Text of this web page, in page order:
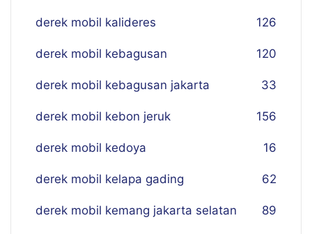
derek mobil kalideres 126
derek mobil kebagusan 120
derek mobil kebagusan jakarta 33
derek mobil kebon jeruk 156
derek mobil kedoya 16
derek mobil kelapa gading 62
derek mobil kemang jakarta selatan 89